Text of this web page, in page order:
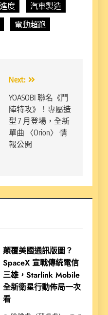
度
汽車製造
電動超跑
Next:
YOASOBI 聯名《鬥
陣特攻》！專屬造
型 7 月登場，全新
單曲 〈Orion〉 情
報公開
顛覆美國通訊版圖？
SpaceX 宣戰傳統電信
三雄，Starlink Mobile
全新衛星行動佈局一次
看